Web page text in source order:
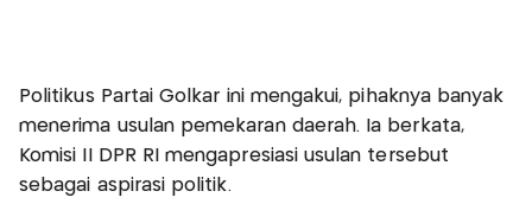
Politikus Partai Golkar ini mengakui, pihaknya banyak
menerima usulan pemekaran daerah. Ia berkata,
Komisi II DPR RI mengapresiasi usulan tersebut
sebagai aspirasi politik.